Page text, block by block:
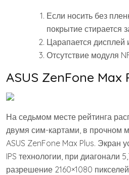
Если носить без
покрытие стирается
Царапается дисплей
Отсутствие модуля
ASUS ZenFone Max
На седьмом месте рейтинга
двумя сим-картами, в прочном
ASUS ZenFone Max Plus. Экран
IPS технологии, при диагонали
разрешение 2160×1080